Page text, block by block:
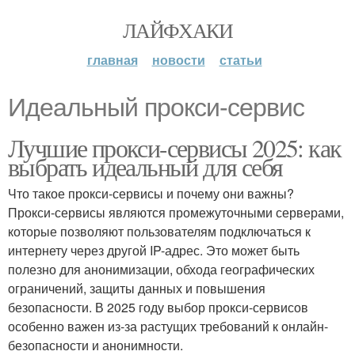
ЛАЙФХАКИ
главная новости статьи
Идеальный прокси-сервис
Лучшие прокси-сервисы 2025: как
выбрать идеальный для себя
Что такое прокси-сервисы и почему они важны?
Прокси-сервисы являются промежуточными серверами,
которые позволяют пользователям подключаться к
интернету через другой IP-адрес. Это может быть
полезно для анонимизации, обхода географических
ограничений, защиты данных и повышения
безопасности. В 2025 году выбор прокси-сервисов
особенно важен из-за растущих требований к онлайн-
безопасности и анонимности.